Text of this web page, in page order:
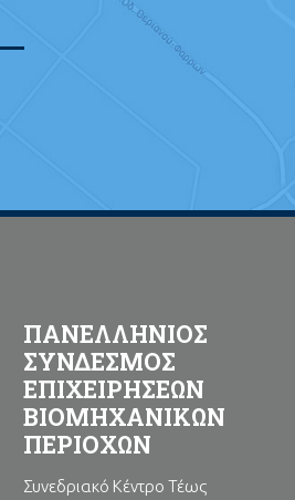
ΠΑΝΕΛΛΗΝΙΟΣ
ΣΥΝΔΕΣΜΟΣ
ΕΠΙΧΕΙΡΗΣΕΩΝ
ΒΙΟΜΗΧΑΝΙΚΩΝ
ΠΕΡΙΟΧΩΝ
Συνεδριακό Κέντρο Τέως